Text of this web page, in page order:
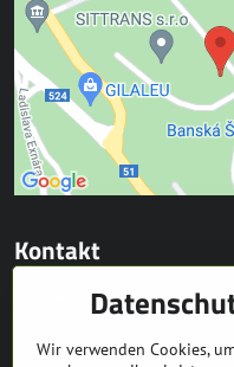
Kontakt
SITTRANS s.r.o.
Trate Mládeže 1
969 01 Banská Štiavnica
Wir verwenden Cookies,